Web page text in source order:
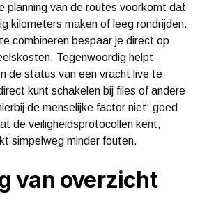
planning van de routes voorkomt dat
kilometers maken of leeg rondrijden.
combineren bespaar je direct op
Tegenwoordig helpt
de status van een vracht live te
kunt schakelen bij files of andere
de menselijke factor niet: goed
de veiligheidsprotocollen kent,
simpelweg minder fouten.
van overzicht